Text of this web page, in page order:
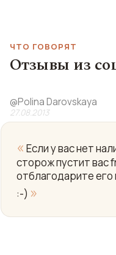
ЧТО ГОВОРЯТ
Отзывы из
@Polina Darovskaya
27.08.2013
« Если у вас нет
сторож пустит вас
отблагодарите его
:-) »